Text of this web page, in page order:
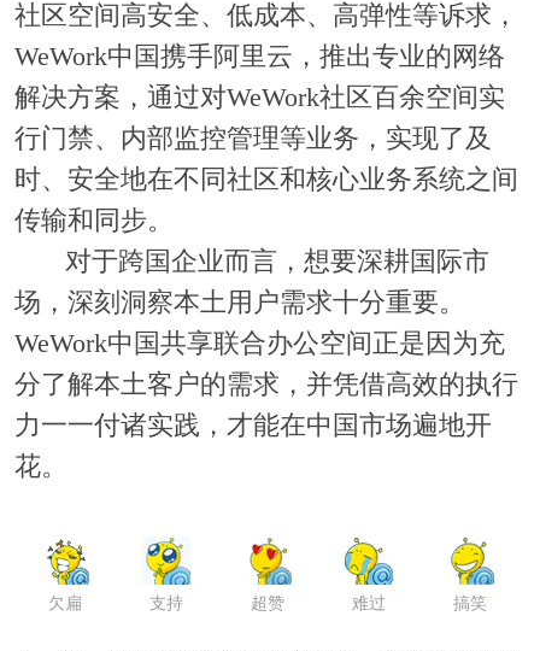
社区空间高安全、低成本、高弹性等诉求，
WeWork中国携手阿里云，推出专业的网络
解决方案，通过对WeWork社区百余空间实
行门禁、内部监控管理等业务，实现了及
时、安全地在不同社区和核心业务系统之间
传输和同步。
对于跨国企业而言，想要深耕国际市
场，深刻洞察本土用户需求十分重要。
WeWork中国共享联合办公空间正是因为充
分了解本土客户的需求，并凭借高效的执行
力一一付诸实践，才能在中国市场遍地开
花。
欠扁 支持 超赞 难过 搞笑